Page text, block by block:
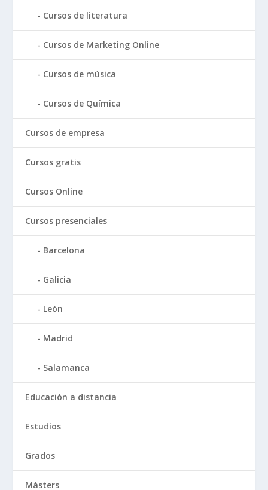
Cursos de literatura
Cursos de Marketing Online
Cursos de música
Cursos de Química
Cursos de empresa
Cursos gratis
Cursos Online
Cursos presenciales
Barcelona
Galicia
León
Madrid
Salamanca
Educación a distancia
Estudios
Grados
Másters